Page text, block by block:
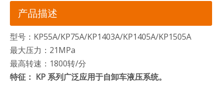
产品描述
型号：KP55A/KP75A/KP1403A/KP1405A/KP1505A
最大压力：21MPa
最高转速：1800转/分
特征： KP系列广泛应用于自卸车液压系统。